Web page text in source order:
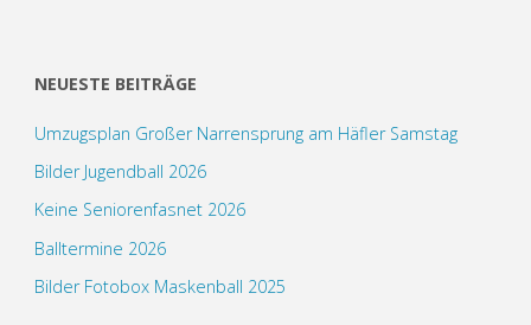
NEUESTE BEITRÄGE
Umzugsplan Großer Narrensprung am Häfler Samstag
Bilder Jugendball 2026
Keine Seniorenfasnet 2026
Balltermine 2026
Bilder Fotobox Maskenball 2025